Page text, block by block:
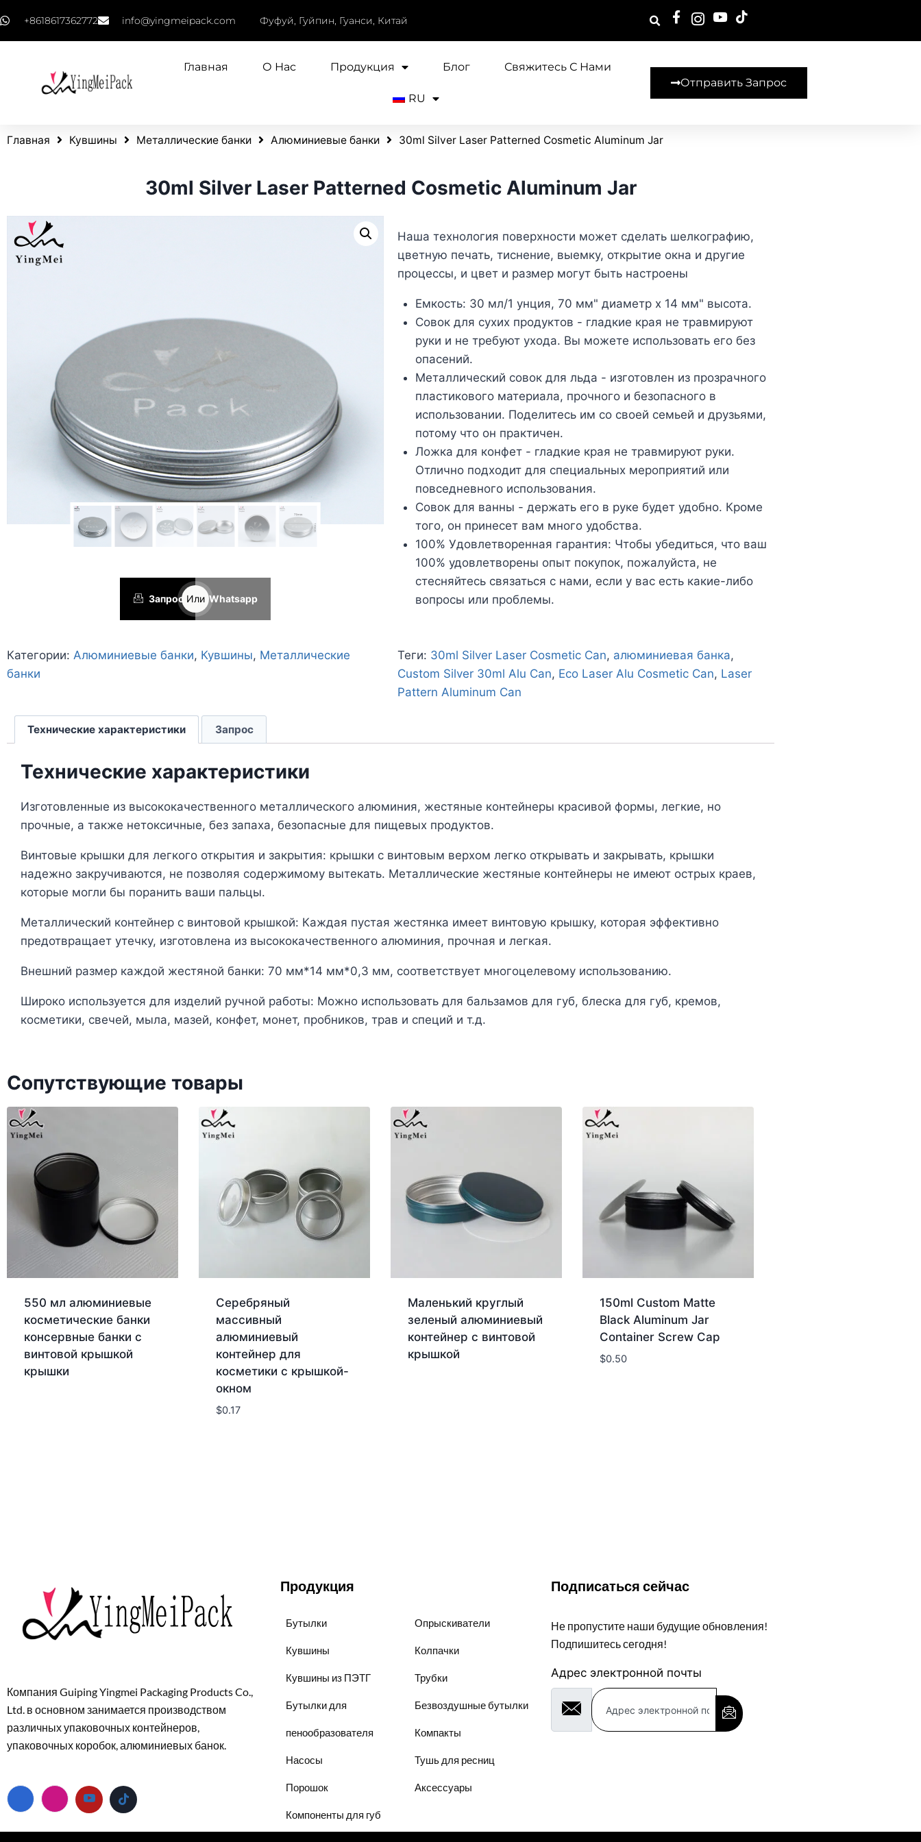
+8618617362772 info@yingmeipack.com Фуфуй, Гуйпин, Гуанси, Китай
Главная О Нас Продукция Блог Свяжитесь С Нами
RU
Отправить Запрос
Главная Кувшины Металлические банки Алюминиевые банки 30ml Silver Laser Patterned Cosmetic Aluminum Jar
30ml Silver Laser Patterned Cosmetic Aluminum Jar
Запрос Или Whatsapp
Наша технология поверхности может сделать шелкографию,
цветную печать, тиснение, выемку, открытие окна и другие
процессы, и цвет и размер могут быть настроены
Емкость: 30 мл/1 унция, 70 мм" диаметр x 14 мм" высота.
Совок для сухих продуктов - гладкие края не травмируют
руки и не требуют ухода. Вы можете использовать его без
опасений.
Металлический совок для льда - изготовлен из прозрачного
пластикового материала, прочного и безопасного в
использовании. Поделитесь им со своей семьей и друзьями,
потому что он практичен.
Ложка для конфет - гладкие края не травмируют руки.
Отлично подходит для специальных мероприятий или
повседневного использования.
Совок для ванны - держать его в руке будет удобно. Кроме
того, он принесет вам много удобства.
100% Удовлетворенная гарантия: Чтобы убедиться, что ваш
100% удовлетворены опыт покупок, пожалуйста, не
стесняйтесь связаться с нами, если у вас есть какие-либо
вопросы или проблемы.
Категории: Алюминиевые банки, Кувшины, Металлические
банки
Теги: 30ml Silver Laser Cosmetic Can, алюминиевая банка,
Custom Silver 30ml Alu Can, Eco Laser Alu Cosmetic Can, Laser
Pattern Aluminum Can
Технические характеристики Запрос
Технические характеристики
Изготовленные из высококачественного металлического алюминия, жестяные контейнеры красивой формы, легкие, но
прочные, а также нетоксичные, без запаха, безопасные для пищевых продуктов.
Винтовые крышки для легкого открытия и закрытия: крышки с винтовым верхом легко открывать и закрывать, крышки
надежно закручиваются, не позволяя содержимому вытекать. Металлические жестяные контейнеры не имеют острых краев,
которые могли бы поранить ваши пальцы.
Металлический контейнер с винтовой крышкой: Каждая пустая жестянка имеет винтовую крышку, которая эффективно
предотвращает утечку, изготовлена из высококачественного алюминия, прочная и легкая.
Внешний размер каждой жестяной банки: 70 мм*14 мм*0,3 мм, соответствует многоцелевому использованию.
Широко используется для изделий ручной работы: Можно использовать для бальзамов для губ, блеска для губ, кремов,
косметики, свечей, мыла, мазей, конфет, монет, пробников, трав и специй и т.д.
Сопутствующие товары
550 мл алюминиевые
косметические банки
консервные банки с
винтовой крышкой
крышки
Серебряный
массивный
алюминиевый
контейнер для
косметики с крышкой-
окном
$0.17
Маленький круглый
зеленый алюминиевый
контейнер с винтовой
крышкой
150ml Custom Matte
Black Aluminum Jar
Container Screw Cap
$0.50
Компания Guiping Yingmei Packaging Products Co.,
Ltd. в основном занимается производством
различных упаковочных контейнеров,
упаковочных коробок, алюминиевых банок.
Продукция
Бутылки
Кувшины
Кувшины из ПЭТГ
Бутылки для
пенообразователя
Насосы
Порошок
Компоненты для губ
Опрыскиватели
Колпачки
Трубки
Безвоздушные бутылки
Компакты
Тушь для ресниц
Аксессуары
Подписаться сейчас
Не пропустите наши будущие обновления!
Подпишитесь сегодня!
Адрес электронной почты